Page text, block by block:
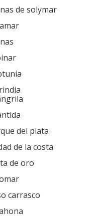
de solymar
del plata
de la costa
de oro
carrasco